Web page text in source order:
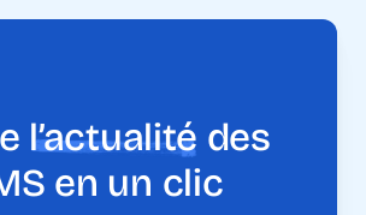
l’actualité des
en un clic